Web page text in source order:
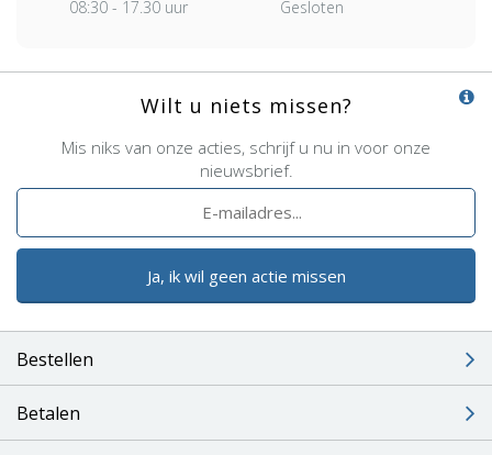
08:30 - 17.30 uur
Gesloten
Wilt u niets missen?
Mis niks van onze acties, schrijf u nu in voor onze
nieuwsbrief.
Ja, ik wil geen actie missen
Bestellen
Betalen